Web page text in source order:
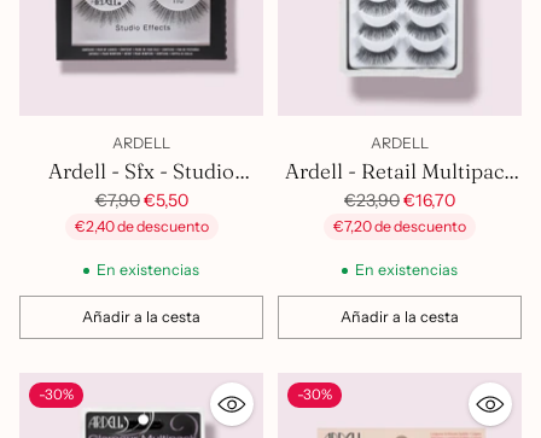
ARDELL
Ardell - Sfx - Studio
Effect - 110
Precio
habitual
€7,90€5,50
€2,40 de descuento
En existencias
Añadir a la cesta
Cantidad
ARDELL
Ardell - Retail Multipack
105 Blk
Precio
habitual
€23,90€16,70
€7,20 de descuento
En existencias
Añadir a la cesta
Cantidad
-30% -30%